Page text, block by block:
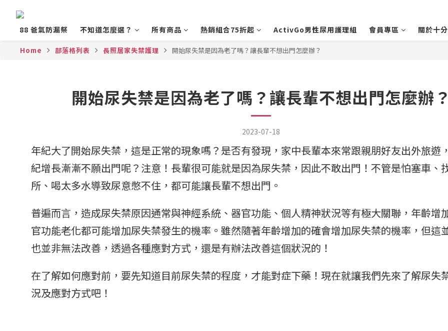
88 爸氣防漏祭 不知道怎麼選？ 所有商品 熱銷組合75折起 ActivGo男性尿用護理組 會員專區 關於十
Home 部落格列表 長照居家失禁護理 開始尿失禁是因為老了嗎？讓長輩不想出門怎麼辦？
開始尿失禁是因為老了嗎？讓長輩不想出門怎麼辦
2023-07-18
年紀大了開始尿失禁，這是正常的現象嗎？是否有發現，家中長輩本來常跟親朋好友出外旅遊
紀增長漸漸不願出門呢？注意！長輩很可能就是因為尿失禁，因此不敢出門！不管是怕塞車、
所、喝太多水導致尿意憋不住，都可能讓長輩不想出門。
普遍而言，造成尿失禁原因通常與神經系統、器官功能、個人精神狀況等有極大關聯，年齡增
官功能老化都可能增加尿失禁發生的機率。雖然隨著年齡增加的確會增加尿失禁的機率，但這
也並非無法改善，透過各種應對方式，還是有辦法改善這個狀況的！
在了解如何應對前，要先知道目前尿失禁的程度，才能對症下藥！現在就讓我們先來了解尿失
況及應對方式吧！